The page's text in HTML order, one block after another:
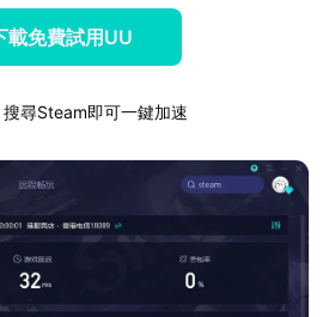
載免費試用UU
尋Steam即可一鍵加速